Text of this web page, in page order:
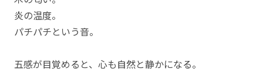
炎の温度。
パチパチという音。
五感が目覚めると、心も自然と静かになる。